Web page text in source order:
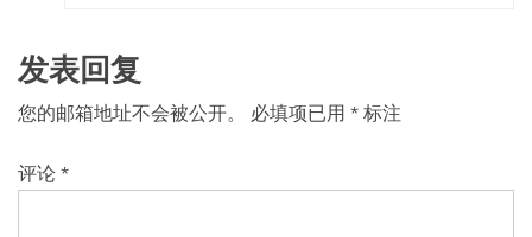
发表回复
您的邮箱地址不会被公开。 必填项已用 * 标注
评论 *